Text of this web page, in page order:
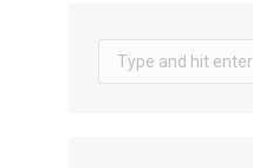
Search: